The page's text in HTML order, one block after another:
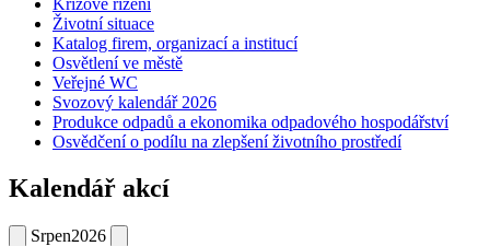
Životní situace
Katalog firem, organizací a institucí
Osvětlení ve městě
Veřejné WC
Svozový kalendář 2026
Produkce odpadů a ekonomika odpadového hospodářství
Osvědčení o podílu na zlepšení životního prostředí
Kalendář akcí
Srpen2026